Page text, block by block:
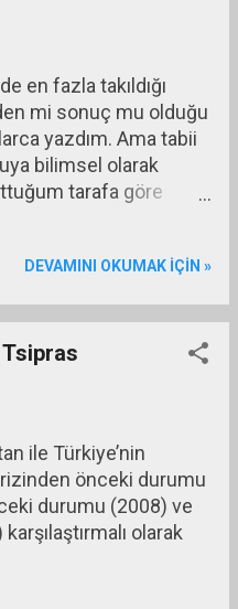
en fazla takıldığı
mi sonuç mu olduğu
yazdım. Ama tabii
bilimsel olarak
tarafa göre
DEVAMINI OKUMAK IÇIN »
ile Türkiye’nin
önceki durumu
durumu (2008) ve
olarak